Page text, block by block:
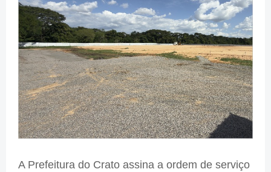
A Prefeitura do Crato assina a ordem de serviço